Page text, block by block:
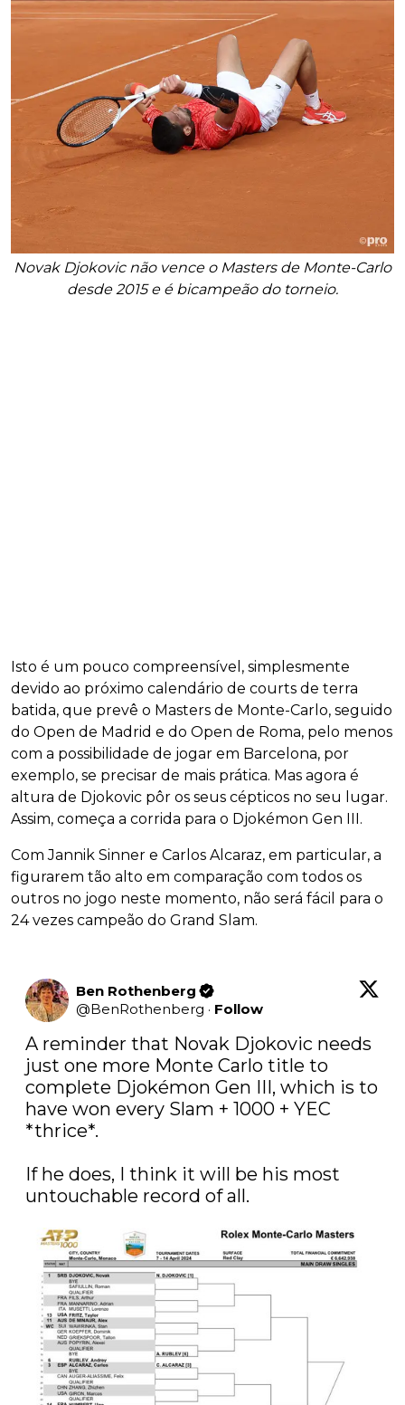
Novak Djokovic não vence o Masters de Monte-Carlo
desde 2015 e é bicampeão do torneio.
Isto é um pouco compreensível, simplesmente
devido ao próximo calendário de courts de terra
batida, que prevê o Masters de Monte-Carlo, seguido
do Open de Madrid e do Open de Roma, pelo menos
com a possibilidade de jogar em Barcelona, por
exemplo, se precisar de mais prática. Mas agora é
altura de Djokovic pôr os seus cépticos no seu lugar.
Assim, começa a corrida para o Djokémon Gen III.
Com Jannik Sinner e Carlos Alcaraz, em particular, a
figurarem tão alto em comparação com todos os
outros no jogo neste momento, não será fácil para o
24 vezes campeão do Grand Slam.
Ben Rothenberg
@BenRothenberg · Follow
A reminder that Novak Djokovic needs
just one more Monte Carlo title to
complete Djokémon Gen III, which is to
have won every Slam + 1000 + YEC
*thrice*.
If he does, I think it will be his most
untouchable record of all.